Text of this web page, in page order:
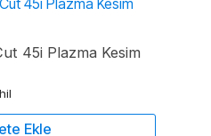
45i Plazma Kesim
Ekle